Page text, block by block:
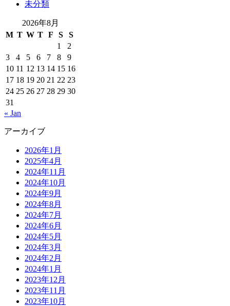
未分類
2026年8月
M T W T F S
S
1
2
3
4 5 6 7 8
9
10 11 12 13 14 15 16
17 18 19 20 21 22 23
24 25 26 27 28 29 30
31
« Jan
アーカイブ
2026年1月
2025年4月
2024年11月
2024年10月
2024年9月
2024年8月
2024年7月
2024年6月
2024年5月
2024年3月
2024年2月
2024年1月
2023年12月
2023年11月
2023年10月